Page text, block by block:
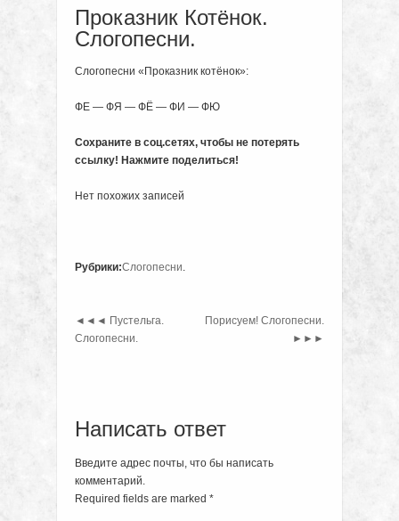
Проказник Котёнок.
Слогопесни.
Слогопесни «Проказник котёнок»:
ФЕ — ФЯ — ФЁ — ФИ — ФЮ
Сохраните в соц.сетях, чтобы не потерять
ссылку! Нажмите поделиться!
Нет похожих записей
Рубрики:Слогопесни.
◄◄◄ Пустельга.
Слогопесни.
Порисуем! Слогопесни.
►►►
Написать ответ
Введите адрес почты, что бы написать
комментарий.
Required fields are marked *